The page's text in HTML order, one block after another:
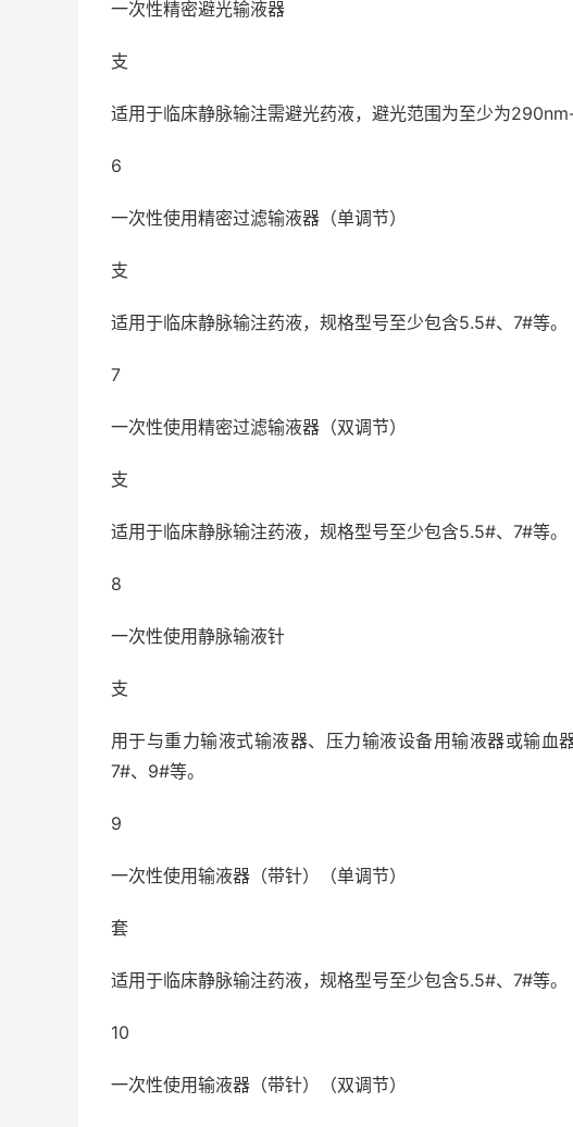
一次性精密避光输液器
支
适用于临床静脉输注需避光药液，避光范围为至少为
6
一次性使用精密过滤输液器（单调节）
支
适用于临床静脉输注药液，规格型号至少包含5.5#、7#等。
7
一次性使用精密过滤输液器（双调节）
支
适用于临床静脉输注药液，规格型号至少包含5.5#、7#等。
8
一次性使用静脉输液针
支
用于与重力输液式输液器、压力输液设备用输液器或输血
7#、9#等。
9
一次性使用输液器（带针）（单调节）
套
适用于临床静脉输注药液，规格型号至少包含5.5#、7#等。
10
一次性使用输液器（带针）（双调节）